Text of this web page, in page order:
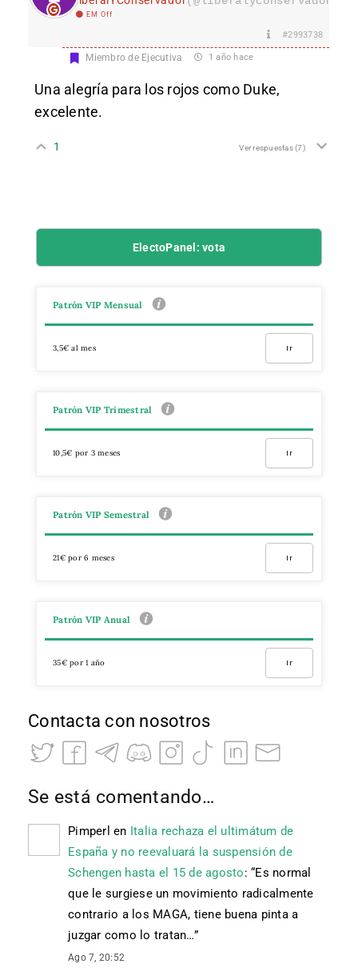
EM Off
#2993738
Miembro de Ejecutiva 1 año hace
Una alegría para los rojos como Duke,
excelente.
1 Ver respuestas(7)
ElectoPanel: vota
Patrón VIP Mensual
3,5€ al mes Ir
Patrón VIP Trimestral
10,5€ por 3 meses Ir
Patrón VIP Semestral
21€ por 6 meses Ir
Patrón VIP Anual
35€ por 1 año Ir
Contacta con nosotros
Se está comentando…
Pimperl en Italia rechaza el ultimátum de
España y no reevaluará la suspensión de
Schengen hasta el 15 de agosto: “Es normal
que le surgiese un movimiento radicalmente
contrario a los MAGA, tiene buena pinta a
juzgar como lo tratan…”
Ago 7, 20:52